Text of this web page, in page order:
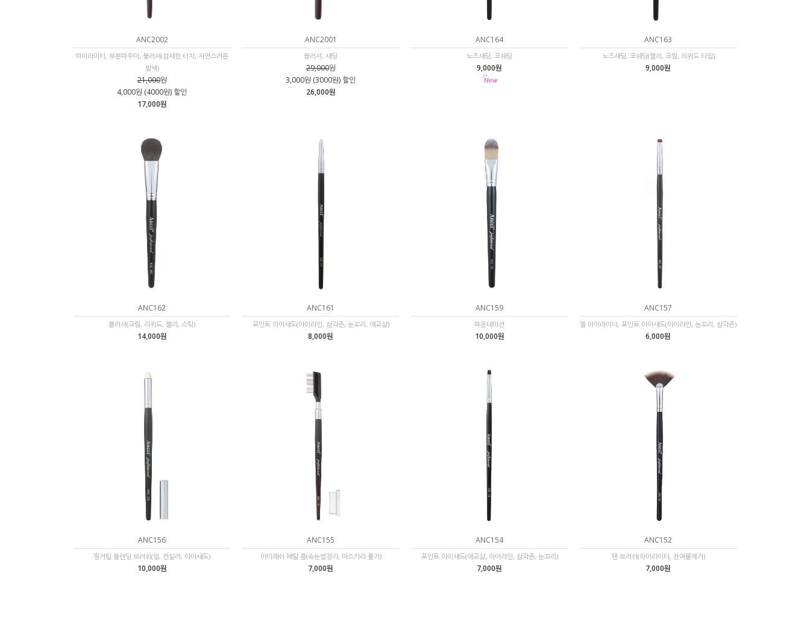
ANC2002
하이라이터, 부분파우더, 블러셔(섬세한 터치, 자연스러운
발색)
21,000원
4,000원 (4000원) 할인
17,000원
ANC2001
블러셔, 섀딩
29,000원
3,000원 (3000원) 할인
26,000원
ANC164
노즈섀딩, 코쉐딩
9,000원
ANC163
노즈섀딩, 코쉐딩(젤리, 크림, 리퀴드 타입)
9,000원
ANC162
블러셔(크림, 리퀴드, 젤리, 스틱)
14,000원
ANC161
포인트 아이섀도(아이라인, 삼각존, 눈꼬리, 애교살)
8,000원
ANC159
파운데이션
10,000원
ANC157
젤 아이라이너, 포인트 아이섀도(아이라인, 눈꼬리, 삼각존)
6,000원
ANC156
핑거팁 블렌딩 브러쉬(립, 컨실러, 아이섀도)
10,000원
ANC155
아이래쉬 메탈 콤(속눈썹정리, 마스카라 풀기)
7,000원
ANC154
포인트 아이섀도(애교살, 아이라인, 삼각존, 눈꼬리)
7,000원
ANC152
팬 브러쉬(하이라이터, 잔여물제거)
7,000원